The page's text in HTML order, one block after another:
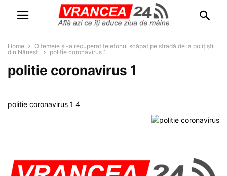
Home
O femeie și-a recuperat telefonul scăpat pe stradă de la polițiștii
din Nănești
politie coronavirus 1
politie coronavirus 1
politie coronavirus 1 4